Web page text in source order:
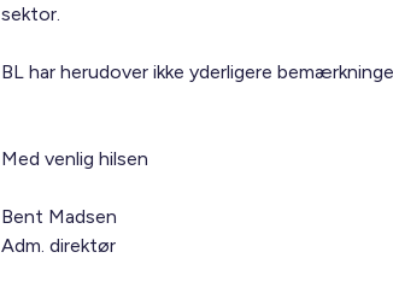
sektor.
BL har herudover ikke yderligere
Med venlig hilsen
Bent Madsen
Adm. direktør